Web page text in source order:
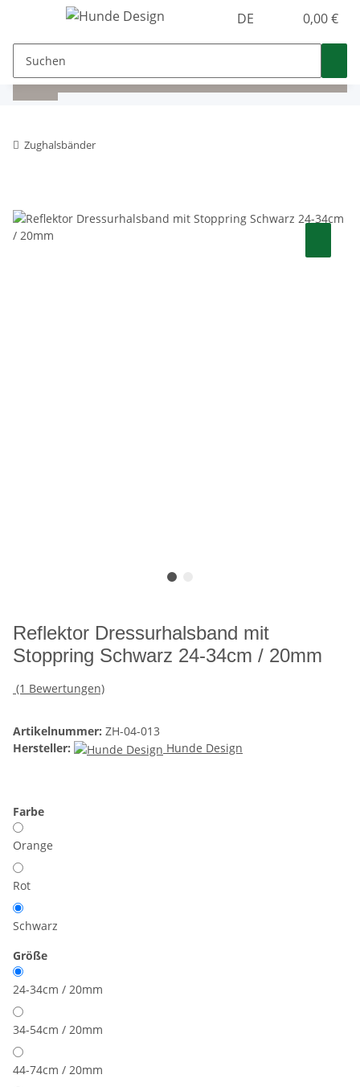
DE 0,00 €
Zughalsbänder
Reflektor Dressurhalsband mit
Stoppring Schwarz 24-34cm / 20mm
(1 Bewertungen)
Artikelnummer: ZH-04-013
Hersteller:
Hunde Design
Farbe
Orange
Rot
Schwarz
Größe
24-34cm / 20mm
34-54cm / 20mm
44-74cm / 20mm